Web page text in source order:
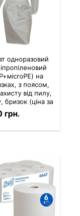
одноразовий
на
з поясом,
від пилу,
бризок (ціна за
грн.